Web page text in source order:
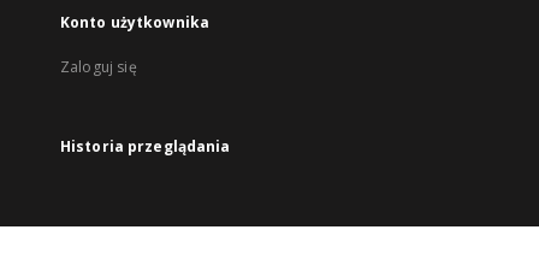
Konto użytkownika
Zaloguj się
Historia przeglądania